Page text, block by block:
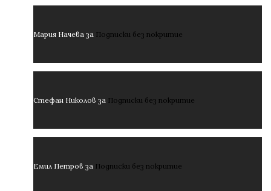
Мария Начева за Подписки без покритие
Стефан Николов за Подписки без покритие
Емил Петров за Подписки без покритие